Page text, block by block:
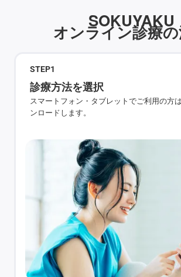
SOKUYAKU
オンライン診療
STEP1
診療方法を選択
スマートフォン・タブレットでご利用の方
ンロードします。